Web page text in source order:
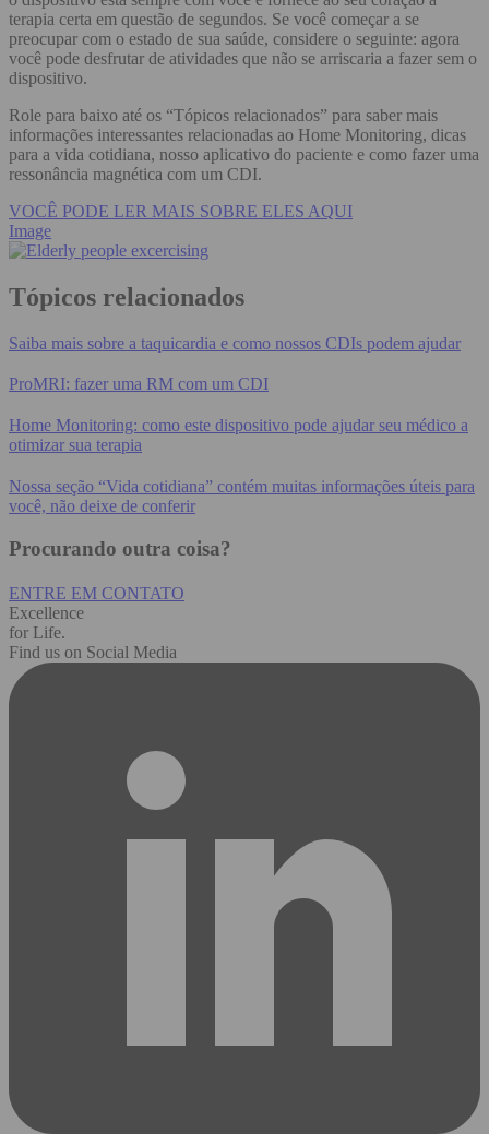
terapia certa em questão de segundos. Se você começar a se
preocupar com o estado de sua saúde, considere o seguinte: agora
você pode desfrutar de atividades que não se arriscaria a fazer sem o
dispositivo.
Role para baixo até os “Tópicos relacionados” para saber mais
informações interessantes relacionadas ao Home Monitoring, dicas
para a vida cotidiana, nosso aplicativo do paciente e como fazer uma
ressonância magnética com um CDI.
VOCÊ PODE LER MAIS SOBRE ELES AQUI
Image
Tópicos relacionados
Saiba mais sobre a taquicardia e como nossos CDIs podem ajudar
ProMRI: fazer uma RM com um CDI
Home Monitoring: como este dispositivo pode ajudar seu médico a
otimizar sua terapia
Nossa seção “Vida cotidiana” contém muitas informações úteis para
você, não deixe de conferir
Procurando outra coisa?
ENTRE EM CONTATO
Excellence
for Life.
Find us on Social Media